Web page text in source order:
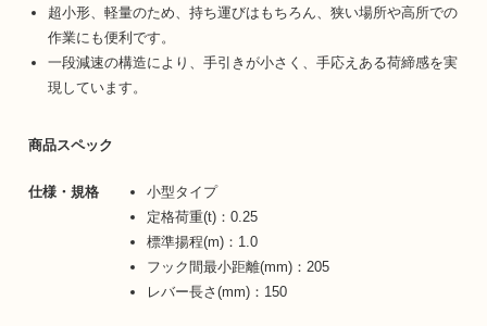
超小形、軽量のため、持ち運びはもちろん、狭い場所や高所での
作業にも便利です。
一段減速の構造により、手引きが小さく、手応えある荷締感を実
現しています。
商品スペック
仕様・規格
小型タイプ
定格荷重(t)：0.25
標準揚程(m)：1.0
フック間最小距離(mm)：205
レバー長さ(mm)：150